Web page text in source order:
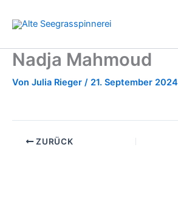
Inhalt
Nadja Mahmoud
Von Julia Rieger / 21. September 2024
ZURÜCK